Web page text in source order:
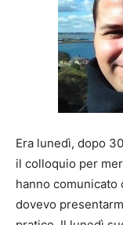
Era lunedì, dopo
il colloquio per
hanno comunicato
dovevo